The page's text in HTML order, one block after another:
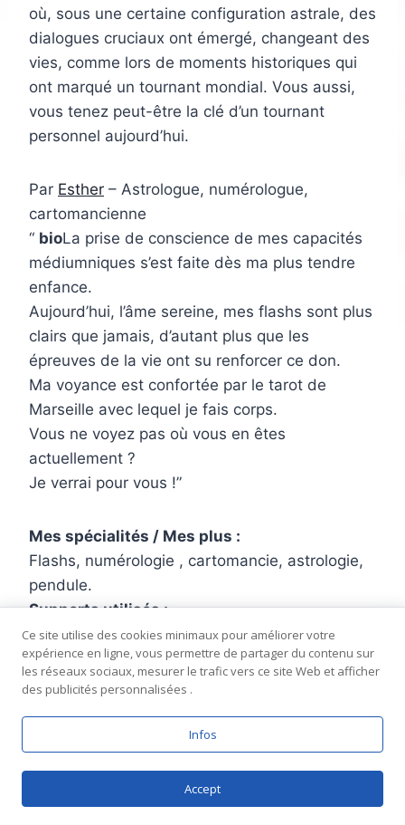
où, sous une certaine configuration astrale, des
dialogues cruciaux ont émergé, changeant des
vies, comme lors de moments historiques qui
ont marqué un tournant mondial. Vous aussi,
vous tenez peut-être la clé d’un tournant
personnel aujourd’hui.
Par Esther – Astrologue, numérologue,
cartomancienne
bioLa prise de conscience de mes capacités
médiumniques s’est faite dès ma plus tendre
enfance.
Aujourd’hui, l’âme sereine, mes flashs sont plus
clairs que jamais, d’autant plus que les
épreuves de la vie ont su renforcer ce don.
Ma voyance est confortée par le tarot de
Marseille avec lequel je fais corps.
Vous ne voyez pas où vous en êtes
actuellement ?
Je verrai pour vous !
Mes spécialités / Mes plus :
Flashs, numérologie , cartomancie, astrologie,
pendule.
Supports utilisés :
Bougies, Grand Oracle de l’amour,
Numérologie, Oracle Bleu, Oracle de Belline,
Oracle de l’Archange Gabriel, Oracle de la
Flammes Jumelles, Oracle Lumière, et d’autres
a voir sur mon profil
Sources pour les transits planétaires : –
astrotheme–NASA systeme solairee
Ce site utilise des cookies minimaux pour améliorer votre
expérience en ligne, vous permettre de partager du contenu sur
les réseaux sociaux, mesurer le trafic vers ce site Web et afficher
des publicités personnalisées .
Infos
Accept